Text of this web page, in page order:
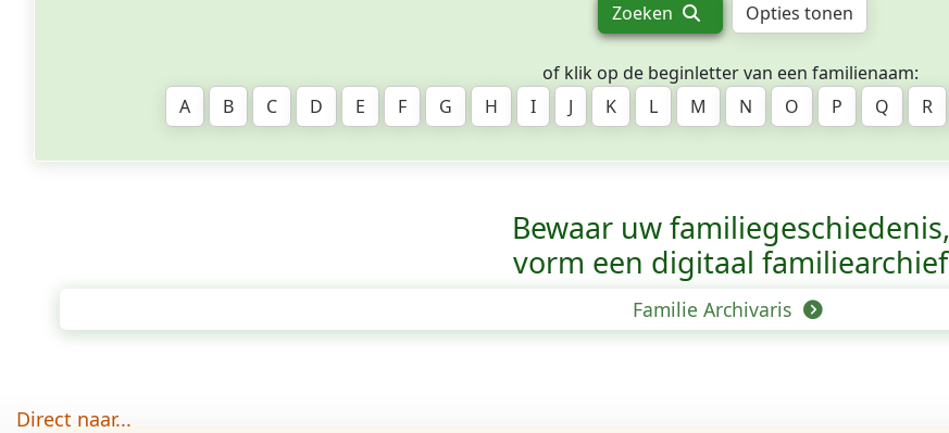
Zoeken Opties tonen
of klik op de beginletter van een familienaam:
A
B C D E F G H I J K L M N O P Q R
Bewaar uw familie­geschiedenis,
vorm een digitaal familiearchief
Familie Archivaris
Direct naar...